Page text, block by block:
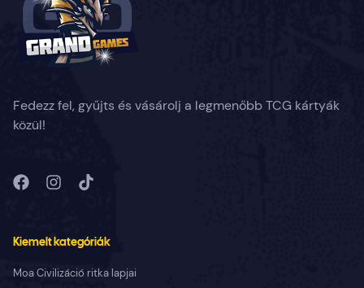
Fedezz fel, gyűjts és vásárolj a legmenőbb TCG kártyák
közül!
Kiemelt kategóriák
Moa Civilizáció ritka lapjai